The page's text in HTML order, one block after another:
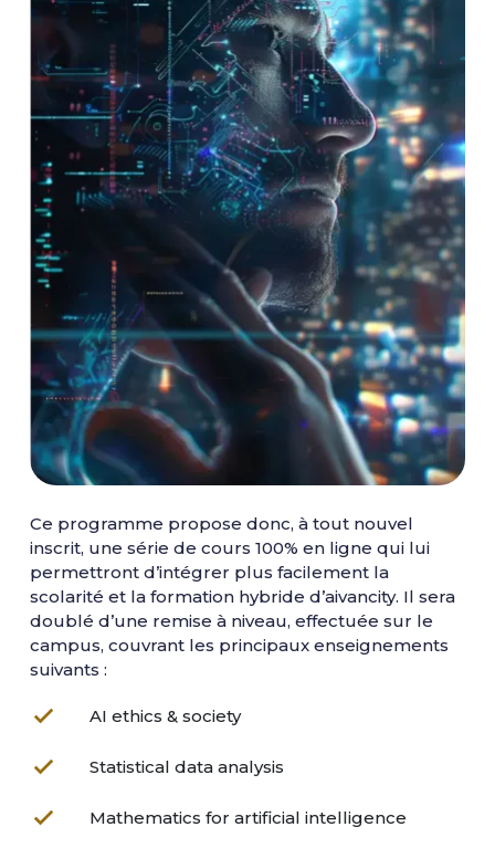
​Ce programme propose donc, à tout nouvel
inscrit, une série de cours 100% en ligne qui lui
permettront d’intégrer plus facilement la
scolarité et la formation hybride d’aivancity. Il sera
doublé d’une remise à niveau, effectuée sur le
campus, couvrant les principaux enseignements
suivants :
AI ethics & society
Statistical data analysis
Mathematics for artificial intelligence